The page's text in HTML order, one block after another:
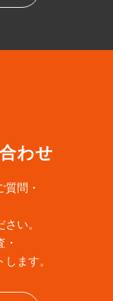
わせ
問・
い。
ます。